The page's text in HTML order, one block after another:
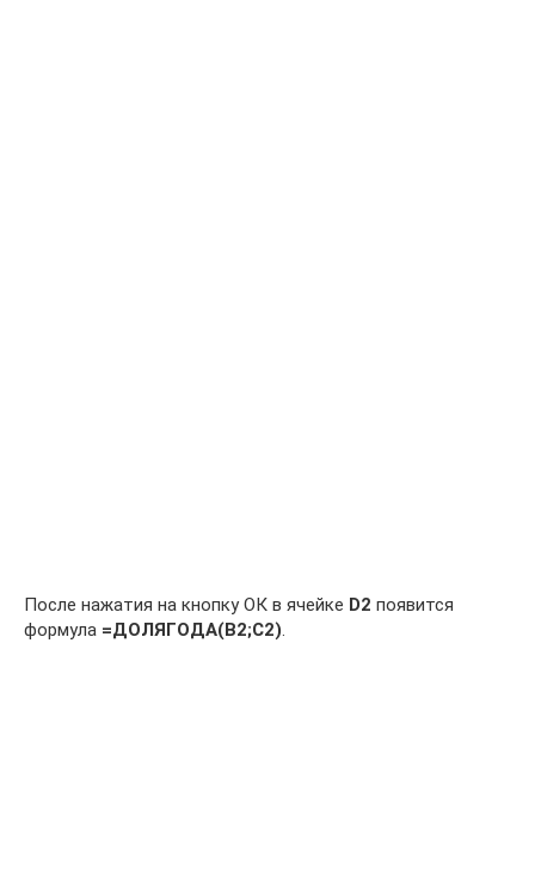
После нажатия на кнопку ОК в ячейке D2 появится
формула =ДОЛЯГОДА(В2;С2).